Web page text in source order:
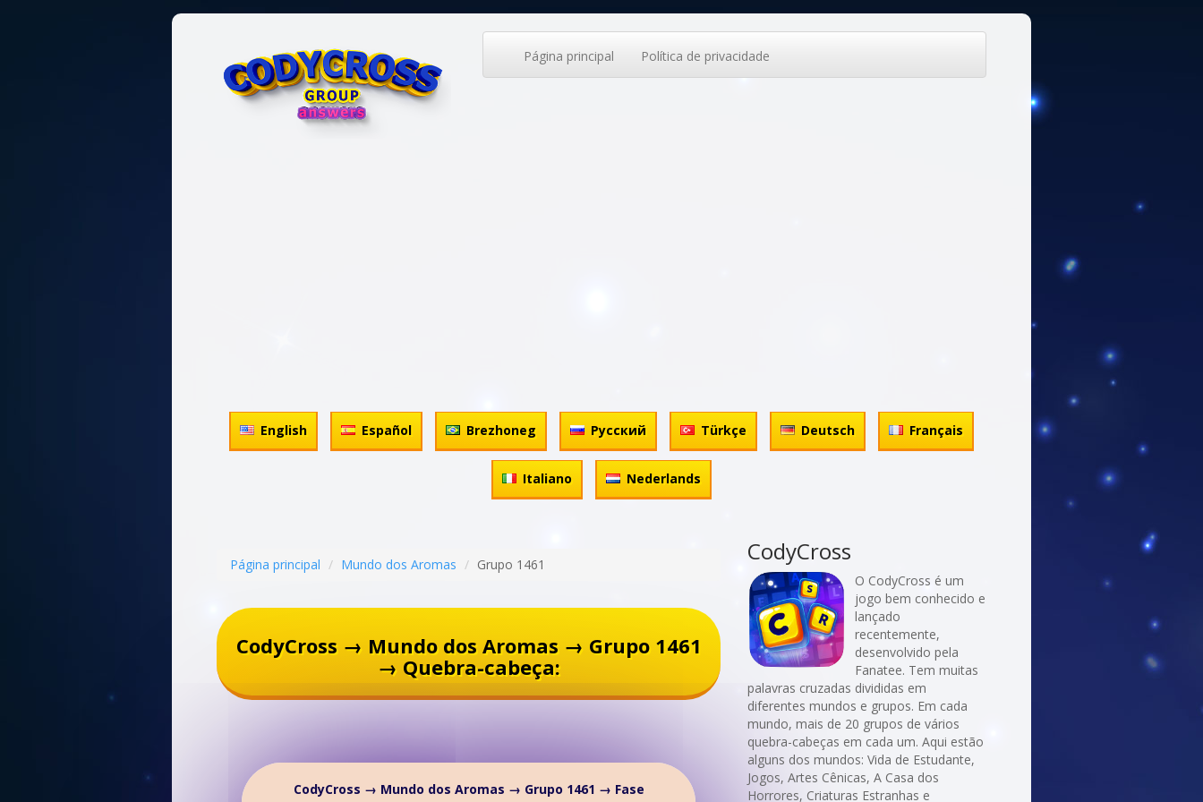
Página principal Política de privacidade
English Español Brezhoneg Русский Türkçe Deutsch Français
Italiano Nederlands
Página principal Mundo dos Aromas Grupo 1461
CodyCross → Mundo dos Aromas → Grupo 1461
→ Quebra-cabeça:
CodyCross → Mundo dos Aromas → Grupo 1461 → Fase
CodyCross
O CodyCross é um
jogo bem conhecido e
lançado
recentemente,
desenvolvido pela
Fanatee. Tem muitas
palavras cruzadas divididas em
diferentes mundos e grupos. Em cada
mundo, mais de 20 grupos de vários
quebra-cabeças em cada um. Aqui estão
alguns dos mundos: Vida de Estudante,
Jogos, Artes Cênicas, A Casa dos
Horrores, Criaturas Estranhas e